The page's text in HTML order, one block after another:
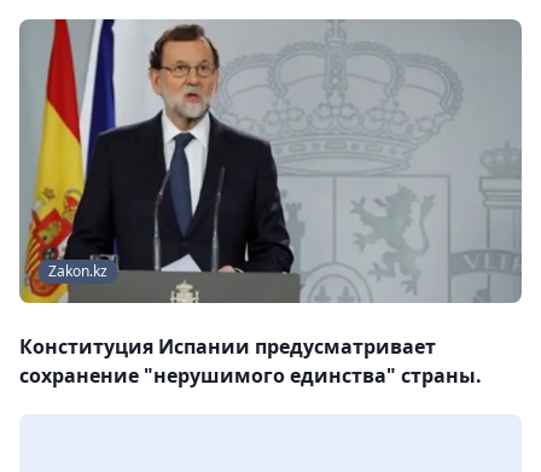
Zakon.kz
Конституция Испании предусматривает
сохранение "нерушимого единства" страны.